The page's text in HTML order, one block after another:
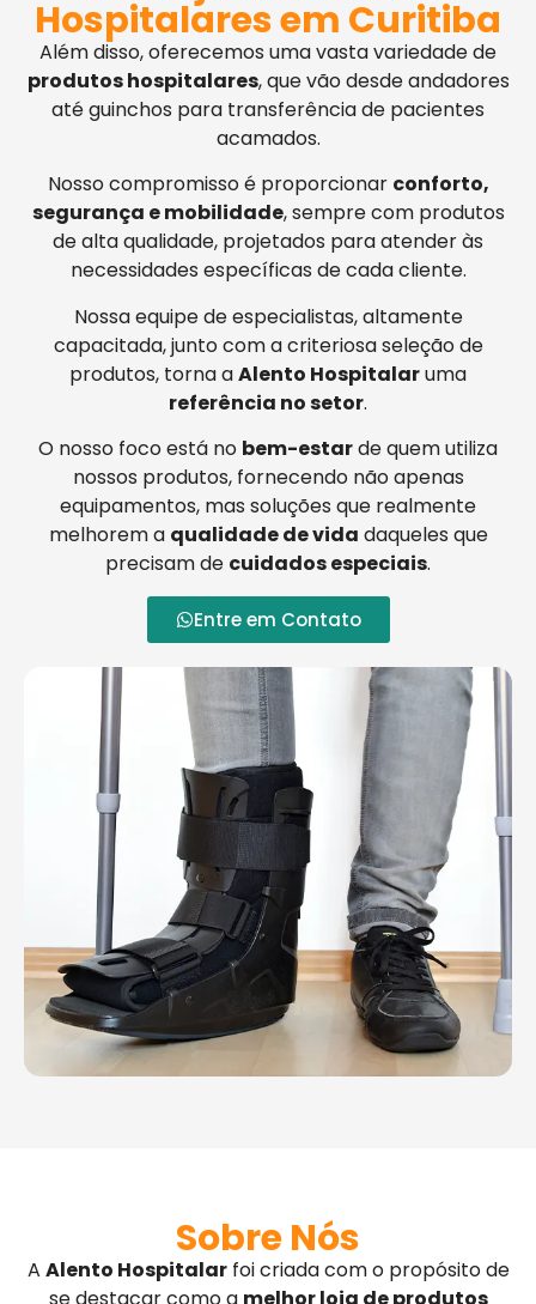
Hospitalares em Curitiba
Além disso, oferecemos uma vasta variedade de
produtos hospitalares, que vão desde andadores
até guinchos para transferência de pacientes
acamados.
Nosso compromisso é proporcionar conforto,
segurança e mobilidade, sempre com produtos
de alta qualidade, projetados para atender às
necessidades específicas de cada cliente.
Nossa equipe de especialistas, altamente
capacitada, junto com a criteriosa seleção de
produtos, torna aAlento Hospitalaruma
referência no setor.
O nosso foco está no bem-estarde quem utiliza
nossos produtos, fornecendo não apenas
equipamentos, mas soluções que realmente
melhorem a qualidade de vida daqueles que
precisam de cuidados especiais.
Entre em Contato
Sobre Nós
A Alento Hospitalarfoi criada com o propósito de